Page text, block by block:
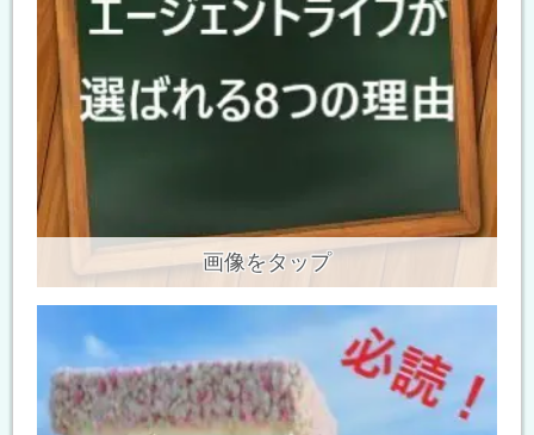
画像をタップ